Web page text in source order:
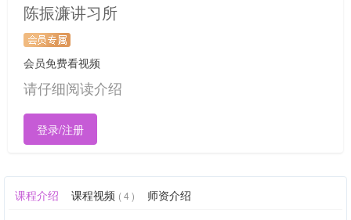
陈振濂讲习所
会员免费看视频
请仔细阅读介绍
登录/注册
课程介绍 课程视频 ( 4 ) 师资介绍